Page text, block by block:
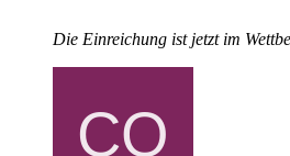
Die Einreichung ist jetzt im